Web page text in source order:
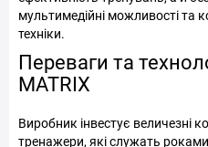
мультимедійні можливості та
техніки.
Переваги та
MATRIX
Виробник інвестує величезні
тренажери, які служать